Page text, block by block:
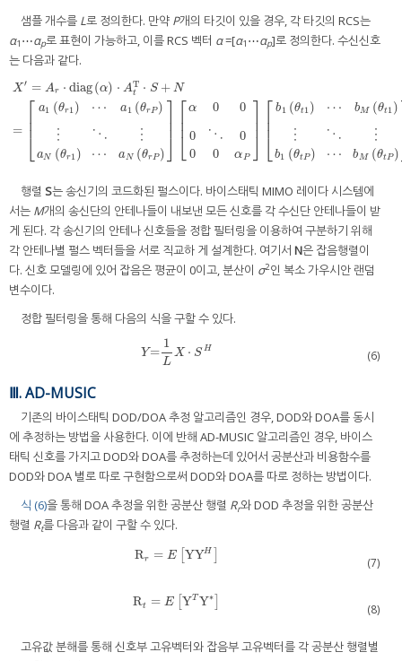
샘플 개수를 L로 정의한다. 만약 P개의 타깃이 있을 경우, 각 타깃의 RCS는
α1 ⋯αp로 표현이 가능하고, 이를 RCS 벡터 α=[α1 ⋯αp]로 정의한다. 수신신호
는 다음과 같다.
X ′ = Ar ⋅ diag(α) ⋅ AT
t ⋅ S + N
= ⎡
⎢⎢
a1 (θr1)
⋮
aN (θr1)
⋯
⋱
⋯
a1 (θrP )
⋮
aN (θrP )
⎤
⎦
⎥⎥
⎡
⎣
⎢⎢
α
0
0
0
⋱
0
0
0
αP
⎤
⎦
⎥⎥
⎡
⎢⎢
b1 (θt1)
⋮
b1 (θtP )
⋯
⋱
⋯
bM (θt1)
⋮
bM (θtP )
A a r
행렬 S는 송신기의 코드화된 펄스이다. 바이스태틱 MIMO 레이다 시스템에
서는 M개의 송신단의 안테나들이 내보낸 모든 신호를 각 수신단 안테나들이 받
게 된다. 각 송신기의 안테나 신호들을 정합 필터링을 이용하여 구분하기 위해
각 안테나별 펄스 벡터들을 서로 직교하 게 설계한다. 여기서 N은 잡음행렬이
다. 신호 모델링에 있어 잡음은 평균이 0이고, 분산이 σ2인 복소 가우시안 랜덤
변수이다.
정합 필터링을 통해 다음의 식을 구할 수 있다.
Y =
1
L
X ⋅ S H
Y=1LX⋅S H (6)
Ⅲ. AD-MUSIC
기존의 바이스태틱 DOD/DOA 추정 알고리즘인 경우, DOD와 DOA를 동시
에 추정하는 방법을 사용한다. 이에 반해 AD-MUSIC 알고리즘인 경우, 바이스
태틱 신호를 가지고 DOD와 DOA를 추정하는데 있어서 공분산과 비용함수를
DOD와 DOA 별로 따로 구현함으로써 DOD와 DOA를 따로 정하는 방법이다.
식 (6)을 통해 DOA 추정을 위한 공분산 행렬 Rr와 DOD 추정을 위한 공분산
행렬 Rt를 다음과 같이 구할 수 있다.
Rr = E YYH
Rr=E[ YYH] (7)
Rt = E YT Y∗
Rt=E[ TY*] (8)
고유값 분해를 통해 신호부 고유벡터와 잡음부 고유벡터를 각 공분산 행렬별